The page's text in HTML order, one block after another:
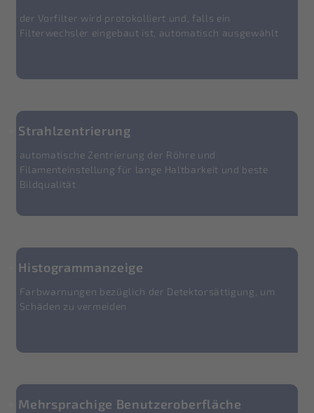
der Vorfilter wird protokolliert und, falls ein
Filterwechsler eingebaut ist, automatisch ausgewählt
Strahlzentrierung
automatische Zentrierung der Röhre und
Filamenteinstellung für lange Haltbarkeit und beste
Bildqualität
Histogrammanzeige
Farbwarnungen bezüglich der Detektorsättigung, um
Schäden zu vermeiden
Mehrsprachige Benutzeroberfläche